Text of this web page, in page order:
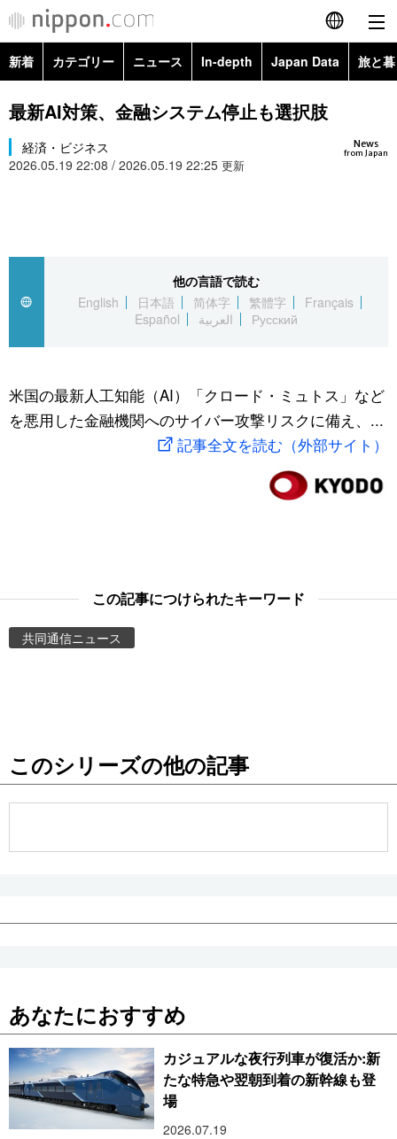
English
简体字
カテゴリー
文化
動画/Live
Images
お知らせ
新着 カテゴリー ニュース In-depth Japan Data 旅と
政治・外交
経済・ビジネス
スポーツ・東京2020
Topics
Images
最新AI対策、金融システム停止も選択肢
News
from Japan
経済・ビジネス
2026.05.19 22:08 / 2026.05.19 22:25 更新
他の言語で読む
English
日本語 简体字 繁體字
Français
Español
العربية Русский
米国の最新人工知能（AI）「クロード・ミュトス」など
を悪用した金融機関へのサイバー攻撃リスクに備え、...
記事全文を読む（外部サイト）
この記事につけられたキーワード
共同通信ニュース
このシリーズの他の記事
あなたにおすすめ
カジュアルな夜行列車が復活か:新
たな特急や翌朝到着の新幹線も登
場
2026.07.19